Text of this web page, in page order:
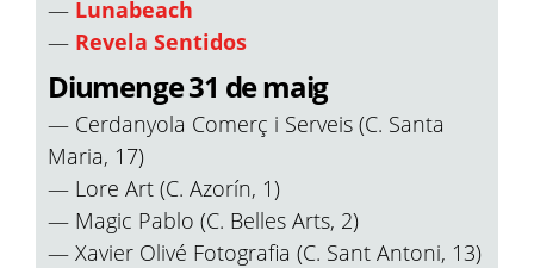
— Lunabeach
— Revela Sentidos
Diumenge 31 de maig
— Cerdanyola Comerç i Serveis (C. Santa
Maria, 17)
— Lore Art (C. Azorín, 1)
— Magic Pablo (C. Belles Arts, 2)
— Xavier Olivé Fotografia (C. Sant Antoni, 13)